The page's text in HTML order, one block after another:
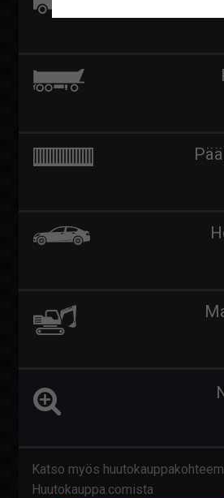
Katso myös
Huutokauppa.comista